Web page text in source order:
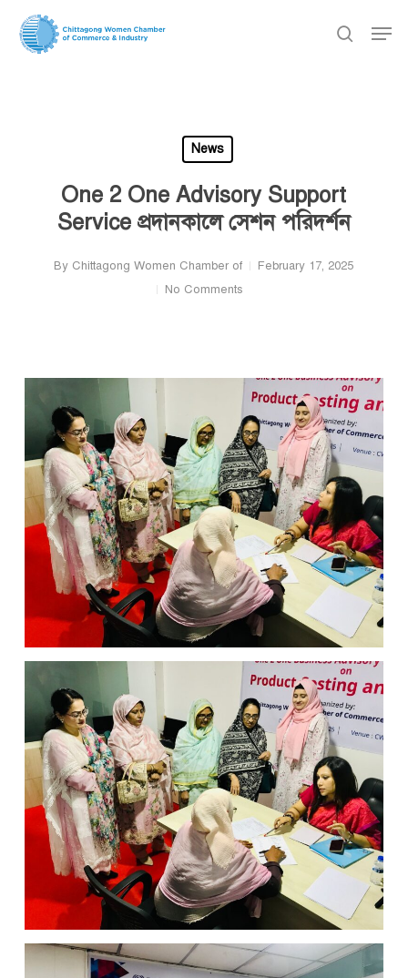
search
News
One 2 One Advisory Support
Service প্রদানকালে সেশন পরিদর্শন
By Chittagong Women Chamber of
February 17, 2025
No Comments